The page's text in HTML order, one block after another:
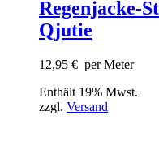
Regenjacke-
Qjutie
12,95 € per Meter
Enthält 19% Mwst.
zzgl. Versand